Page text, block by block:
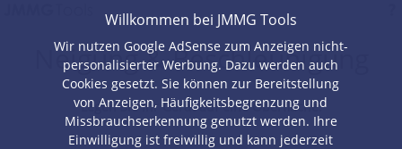
Neigung & Beschleunigung
Legen Sie Ihr Gerät auf eine Oberfläche:
Willkommen bei JMMG Tools
Wir nutzen Google AdSense zum Anzeigen nicht-
personalisierter Werbung. Dazu werden auch
Cookies gesetzt. Sie können zur Bereitstellung
von Anzeigen, Häufigkeitsbegrenzung und
Missbrauchserkennung genutzt werden. Ihre
Einwilligung ist freiwillig und kann jederzeit